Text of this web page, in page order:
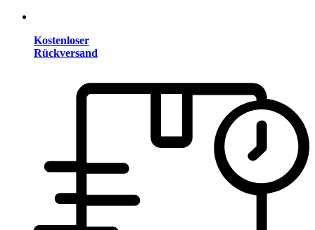
Kostenloser
Rückversand